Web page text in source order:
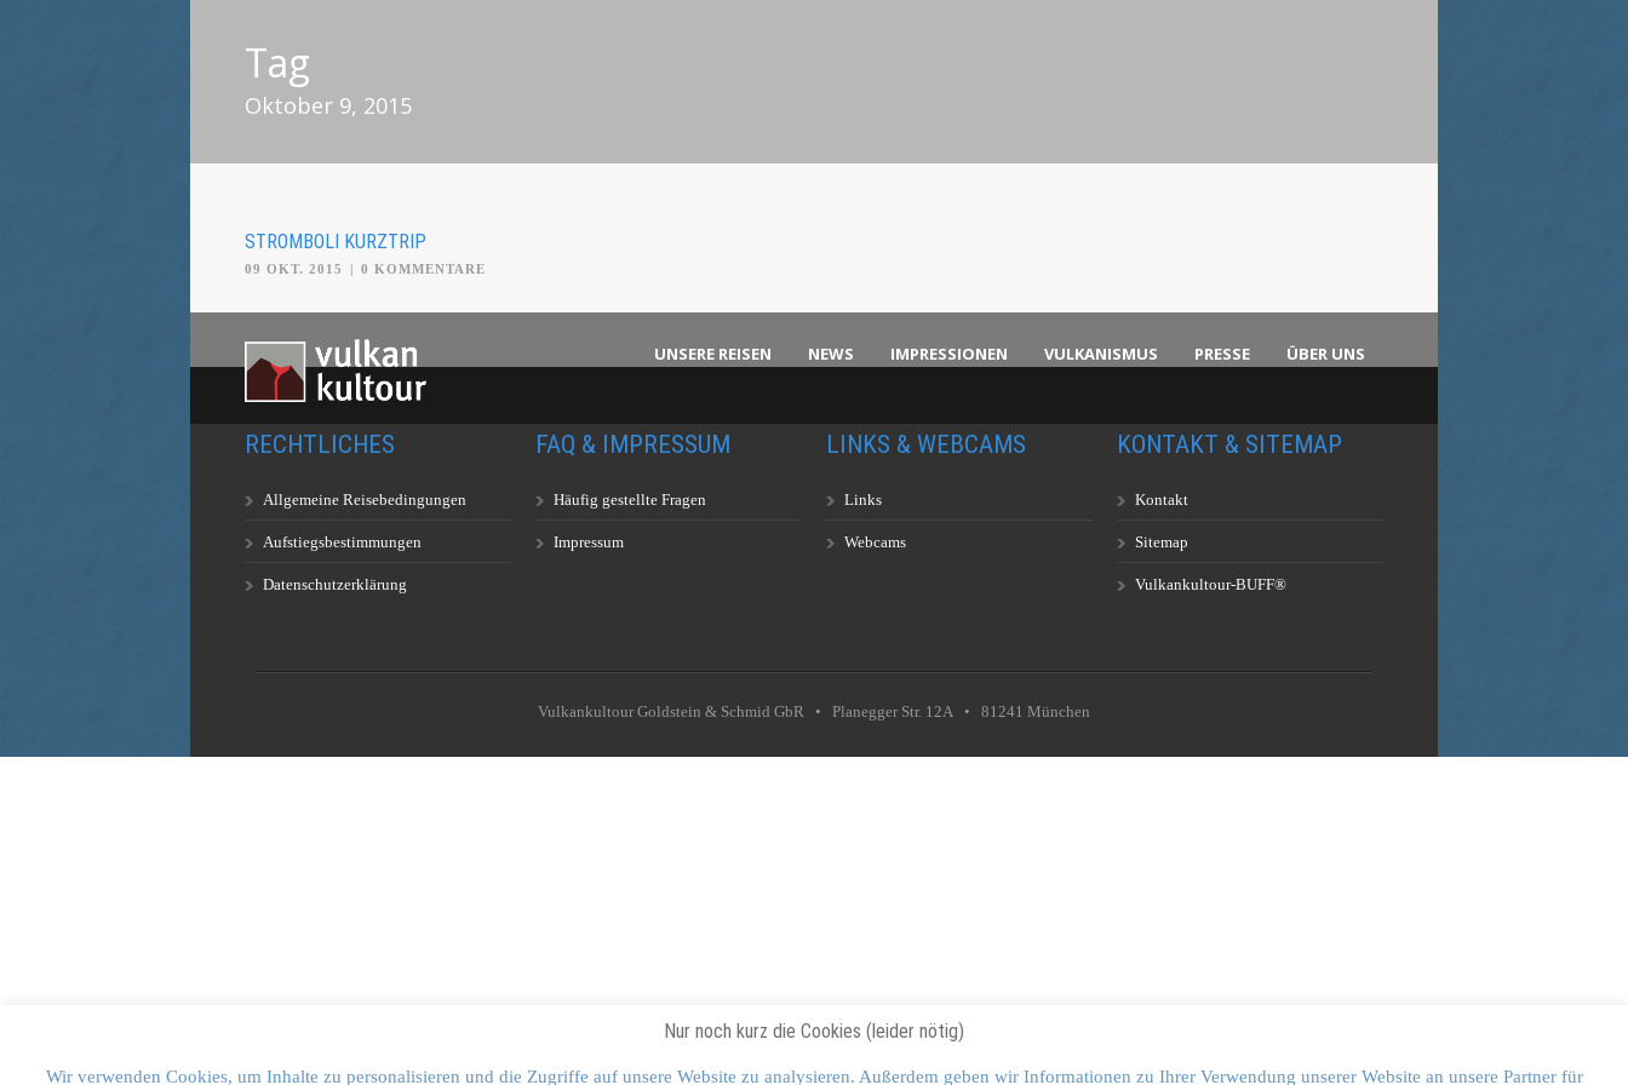
UNSERE REISEN NEWS IMPRESSIONEN VULKANISMUS PRESSE ÜBER UNS
Tag
Oktober 9, 2015
STROMBOLI KURZTRIP
09 OKT. 2015 | 0 KOMMENTARE
RECHTLICHES
Allgemeine Reisebedingungen
Aufstiegsbestimmungen
Datenschutzerklärung
FAQ & IMPRESSUM
Häufig gestellte Fragen
Impressum
LINKS & WEBCAMS
Links
Webcams
KONTAKT & SITEMAP
Kontakt
Sitemap
Vulkankultour-BUFF®
Vulkankultour Goldstein & Schmid GbR • Planegger Str. 12A • 81241 München
Nur noch kurz die Cookies (leider nötig)
Wir verwenden Cookies, um Inhalte zu personalisieren und die Zugriffe auf unsere Website zu analysieren. Außerdem geben wir Informationen zu Ihrer Verwendung unserer Website an unsere Partner für